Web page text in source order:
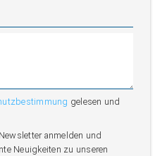
gelesen und
anmelden und
Neuigkeiten zu unseren